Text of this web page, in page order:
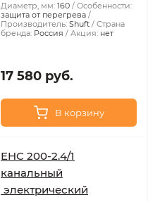
Диаметр, мм: 160
Особенности:
защита от перегрева
Производитель: Shuft
Страна
бренда: Россия Акция: нет
17 580 руб.
В корзину
EHC 200-2.4/1
канальный
электрический